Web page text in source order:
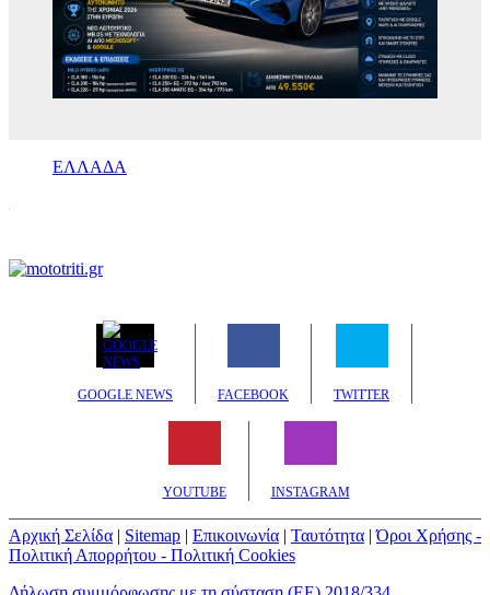
ΕΛΛΑΔΑ
GOOGLE NEWS FACEBOOK TWITTER
YOUTUBE INSTAGRAM
Αρχική Σελίδα | Sitemap | Επικοινωνία | Ταυτότητα |Όροι Χρήσης -
Πολιτική Απορρήτου - Πολιτική Cookies